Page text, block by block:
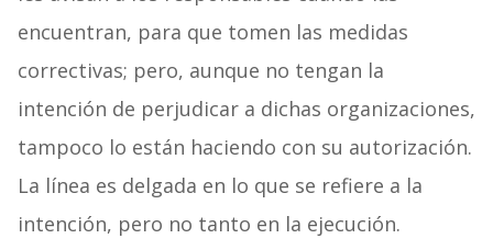
encuentran, para que tomen las medidas
correctivas; pero, aunque no tengan la
intención de perjudicar a dichas organizaciones,
tampoco lo están haciendo con su autorización.
La línea es delgada en lo que se refiere a la
intención, pero no tanto en la ejecución.